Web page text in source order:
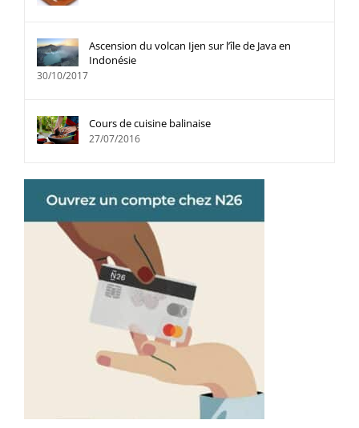
Ascension du volcan Ijen sur l’île de Java en
Indonésie
30/10/2017
Cours de cuisine balinaise
27/07/2016